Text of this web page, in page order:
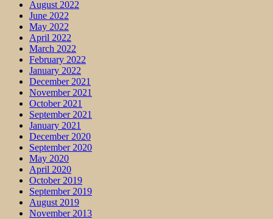
August 2022
June 2022
May 2022
April 2022
March 2022
February 2022
January 2022
December 2021
November 2021
October 2021
September 2021
January 2021
December 2020
September 2020
May 2020
April 2020
October 2019
September 2019
August 2019
November 2013